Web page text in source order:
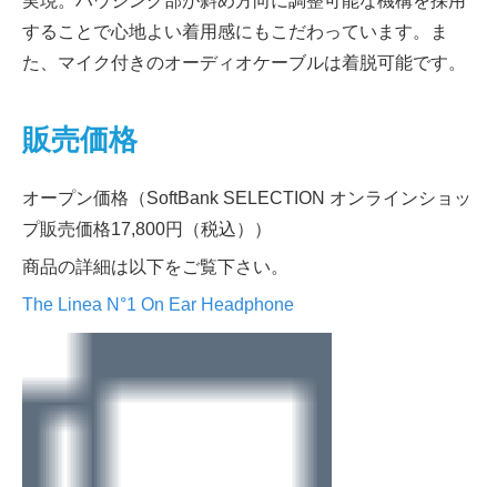
することで心地よい着用感にもこだわっています。ま
た、マイク付きのオーディオケーブルは着脱可能です。
販売価格
オープン価格（SoftBank SELECTION オンラインショッ
プ販売価格17,800円（税込））
商品の詳細は以下をご覧下さい。
The Linea N°1 On Ear Headphone